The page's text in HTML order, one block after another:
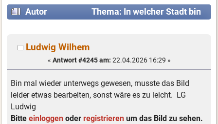
Autor
Thema: In welcher Stadt bin
Ludwig Wilhem
« Antwort #4245 am: 22.04.2026 16:29 »
Bin mal wieder unterwegs gewesen, musste das Bild
leider etwas bearbeiten, sonst wäre es zu leicht. LG
Ludwig
Bitteeinloggen oderregistrieren um das Bild zu sehen.